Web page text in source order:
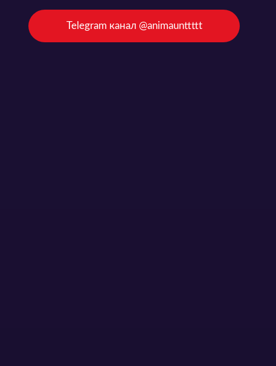
Telegram канал @animaunttttt